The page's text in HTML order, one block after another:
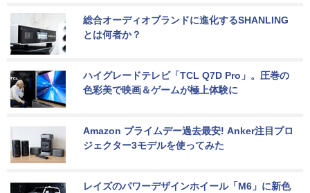
総合オーディオブランドに進化するSHANLING
とは何者か？
ハイグレードテレビ「TCL Q7D Pro」。圧巻の
色彩美で映画＆ゲームが極上体験に
Amazon プライムデー過去最安! Anker注目プロ
ジェクター3モデルを使ってみた
レイズのパワーデザインホイール「M6」に新色